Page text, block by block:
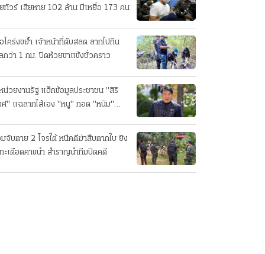
ทัวร์ เสียหาย 102 ล้าน มีเหยื่อ 173 คน
โคร่งขย้ำ เจ้าหน้าที่ดับสลด ลากไปกิน
กว่า 1 กม. ปิดห้วยขาแข้งชั่วคราว
น่วยงานรัฐ แฮ็กข้อมูลประชาชน "สิริ
" แฉลากไส้เอง "หนู" กอด "หนิม"
จับตาย 2 โจรใต้ หนีคดีฆ่าสืบตากใบ ยิง
ะเดือดคาขนำ สำราญนำทีมปิดคดี